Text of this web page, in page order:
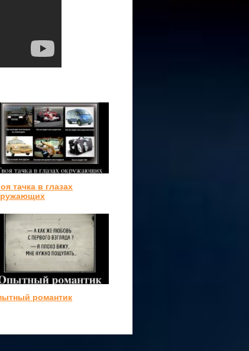
тачка в глазах
романтик